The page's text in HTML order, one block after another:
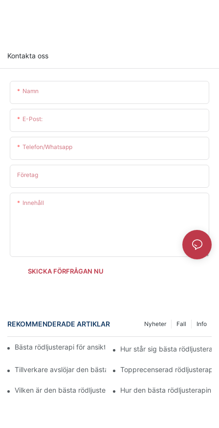
Kontakta oss
Namn
E-Post:
Telefon/whatsapp
Företag
Innehåll
SKICKA FÖRFRÅGAN NU
REKOMMENDERADE ARTIKLAR Info
Fall
Nyheter
Bästa rödljusterapi för ansiktet jämfört med kemisk peeling
Hur står sig bästa
Tillverkare avslöjar den bästa rödljusterapin för ansiktet
Topprecenserad rödljusterapi
Vilken är den bästa rödljusterapin för ansiktet?Hur den bästa rödljusterapin